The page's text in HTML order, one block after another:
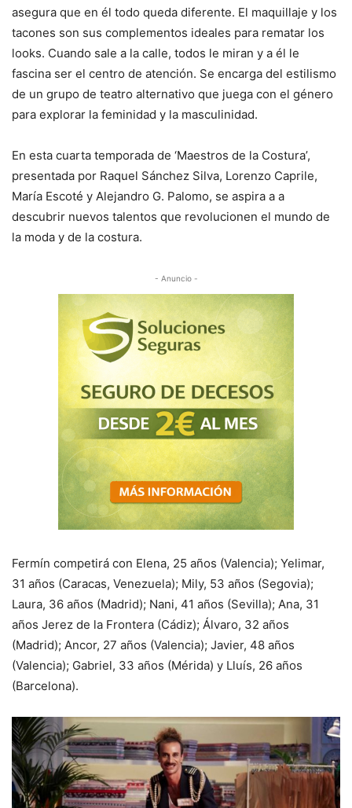
asegura que en él todo queda diferente. El maquillaje y los
tacones son sus complementos ideales para rematar los
looks. Cuando sale a la calle, todos le miran y a él le
fascina ser el centro de atención. Se encarga del estilismo
de un grupo de teatro alternativo que juega con el género
para explorar la feminidad y la masculinidad.
En esta cuarta temporada de ‘Maestros de la Costura’,
presentada por Raquel Sánchez Silva, Lorenzo Caprile,
María Escoté y Alejandro G. Palomo, se aspira a a
descubrir nuevos talentos que revolucionen el mundo de
la moda y de la costura.
- Anuncio -
Fermín competirá con Elena, 25 años (Valencia); Yelimar,
31 años (Caracas, Venezuela); Mily, 53 años (Segovia);
Laura, 36 años (Madrid); Nani, 41 años (Sevilla); Ana, 31
años Jerez de la Frontera (Cádiz); Álvaro, 32 años
(Madrid); Ancor, 27 años (Valencia); Javier, 48 años
(Valencia); Gabriel, 33 años (Mérida) y Lluís, 26 años
(Barcelona).